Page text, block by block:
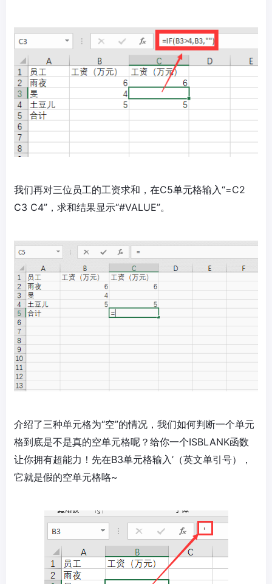
我们再对三位员工的工资求和，在C5单元格输入“=C2
C3 C4”，求和结果显示“#VALUE”。
介绍了三种单元格为“空”的情况，我们如何判断一个单元
格到底是不是真的空单元格呢？给你一个ISBLANK函数
让你拥有超能力！先在B3单元格输入’（英文单引号），
它就是假的空单元格咯~